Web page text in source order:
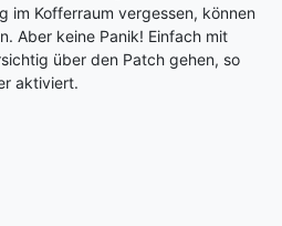
im Kofferraum vergessen, können
Aber keine Panik! Einfach mit
über den Patch gehen, so
aktiviert.